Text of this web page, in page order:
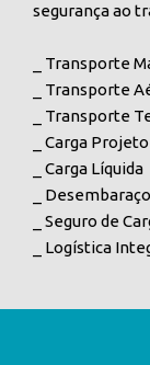
segurança ao
_ Transporte
_ Transporte
_ Transporte
_ Carga Projeto
_ Carga Líquida
_
_ Seguro de
_ Logística